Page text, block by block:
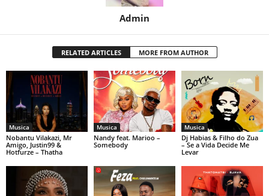
Admin
RELATED ARTICLES MORE FROM AUTHOR
Musica
Nobantu Vilakazi, Mr
Amigo, Justin99 &
Hotfurze – Thatha
Musica
Nandy feat. Marioo –
Somebody
Musica
Dj Habias & Filho do Zua
– Se a Vida Decide Me
Levar